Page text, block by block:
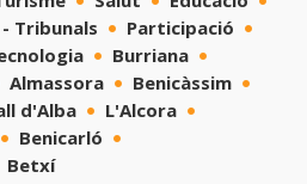
Tribunals
Participació
Burriana
Almassora
Benicàssim
d'Alba
L'Alcora
Benicarló
Betxí